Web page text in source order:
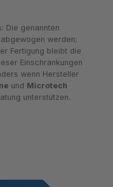
Die genannten
werden;
Fertigung bleibt die
Einschränkungen
wenn Hersteller
und Microtech
unterstützen.